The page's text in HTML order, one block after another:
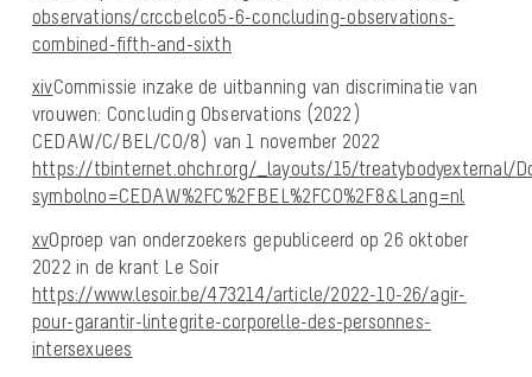
observations/crccbelco5-6-concluding-observations-
combined-fifth-and-sixth
xivCommissie inzake de uitbanning van discriminatie van
vrouwen: Concluding Observations (2022)
CEDAW/C/BEL/CO/8) van 1 november 2022
https://tbinternet.ohchr.org/_layouts/15/treatybodyexternal/
symbolno=CEDAW%2FC%2FBEL%2FCO%2F8&Lang=nl
xvOproep van onderzoekers gepubliceerd op 26 oktober
2022 in de krant Le Soir
https://www.lesoir.be/473214/article/2022-10-26/agir-
pour-garantir-lintegrite-corporelle-des-personnes-
intersexuees